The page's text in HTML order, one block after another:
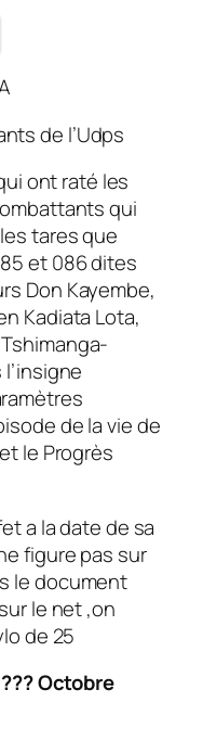
de l’Udps
ont raté les
qui
tares que
et 086 dites
Don Kayembe,
Kadiata Lota,
de la vie de
le Progrès
a la date de sa
figure pas sur
le document
le net ,on
de 25
Octobre